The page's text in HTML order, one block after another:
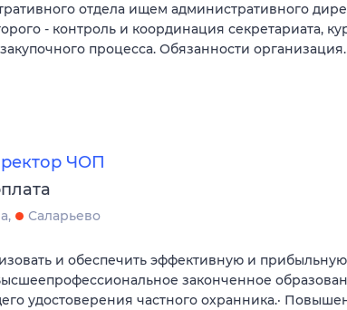
отдела ищем административного
- контроль и координация секретариата,
процесса. Обязанности
ЧОП
Саларьево
и обеспечить эффективную и
законченное
удостоверения частного охранника.·